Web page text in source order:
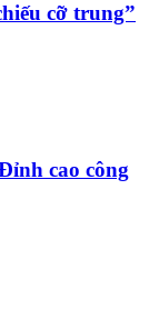
cỡ trung”
cao công